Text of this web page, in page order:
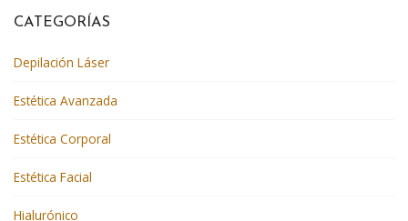
CATEGORÍAS
Depilación Láser
Estética Avanzada
Estética Corporal
Estética Facial
Hialurónico